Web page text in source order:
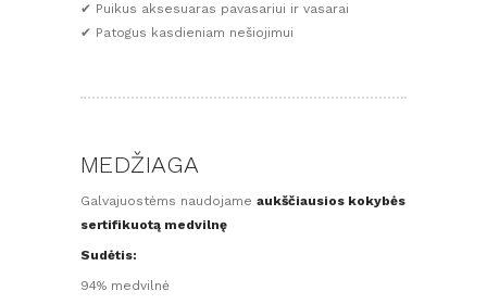
✔ Puikus aksesuaras pavasariui ir vasarai
✔ Patogus kasdieniam nešiojimui
MEDŽIAGA
Galvajuostėms naudojame aukščiausios kokybės
sertifikuotą medvilnę
Sudėtis:
94% medvilnė